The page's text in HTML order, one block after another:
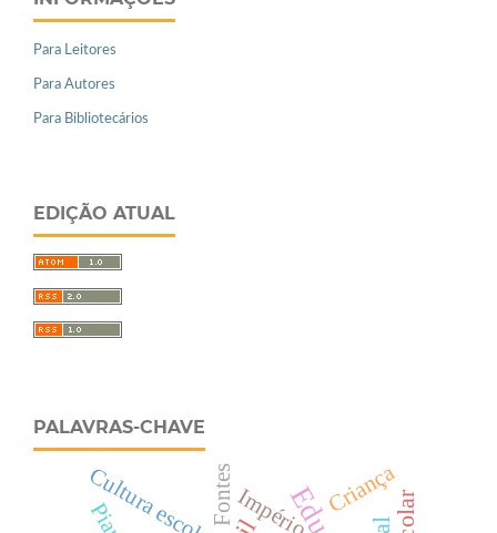
Para Leitores
Para Autores
Para Bibliotecários
EDIÇÃO ATUAL
PALAVRAS-CHAVE
Império
Cultura escolarFontes Criança